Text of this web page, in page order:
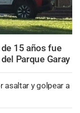
15 años fue
Parque Garay
asaltar y golpear a